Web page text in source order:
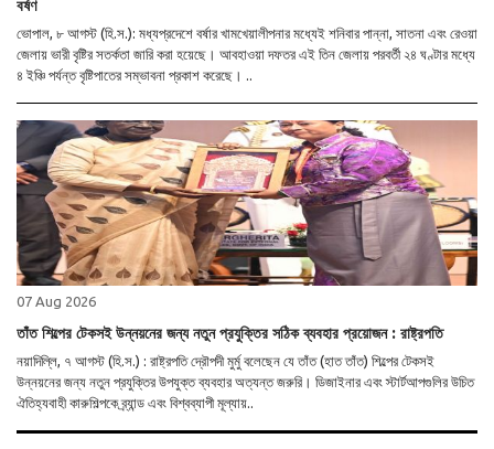
বর্ষণ
ভোপাল, ৮ আগস্ট (হি.স.): মধ্যপ্রদেশে বর্ষার খামখেয়ালীপনার মধ্যেই শনিবার পান্না, সাতনা এবং রেওয়া
জেলায় ভারী বৃষ্টির সতর্কতা জারি করা হয়েছে। আবহাওয়া দফতর এই তিন জেলায় পরবর্তী ২৪ ঘণ্টার মধ্যে
৪ ইঞ্চি পর্যন্ত বৃষ্টিপাতের সম্ভাবনা প্রকাশ করেছে। ..
07 Aug 2026
তাঁত শিল্পের টেকসই উন্নয়নের জন্য নতুন প্রযুক্তির সঠিক ব্যবহার প্রয়োজন : রাষ্ট্রপতি
নয়াদিল্লি, ৭ আগস্ট (হি.স.) : রাষ্ট্রপতি দ্রৌপদী মুর্মু বলেছেন যে তাঁত (হাত তাঁত) শিল্পের টেকসই
উন্নয়নের জন্য নতুন প্রযুক্তির উপযুক্ত ব্যবহার অত্যন্ত জরুরি। ডিজাইনার এবং স্টার্টআপগুলির উচিত
ঐতিহ্যবাহী কারুশিল্পকে ব্র্যান্ড এবং বিশ্বব্যাপী মূল্যায়..